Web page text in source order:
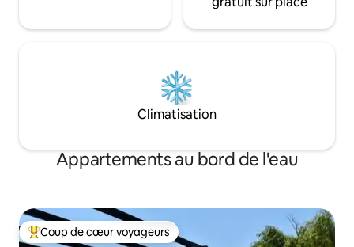
Climatisation
Appartements au bord de l'eau
Coup de cœur voyageurs parmi les plus aimés
Coup de cœur voyageurs